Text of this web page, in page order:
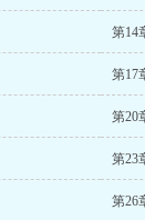
第14
第17
第20
第23
第26